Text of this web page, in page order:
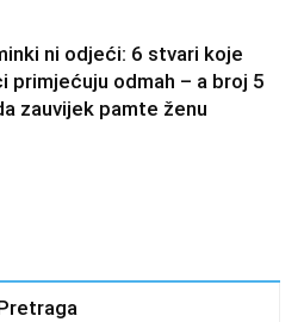
ni odjeći: 6 stvari koje
primjećuju odmah – a broj 5
zauvijek pamte ženu